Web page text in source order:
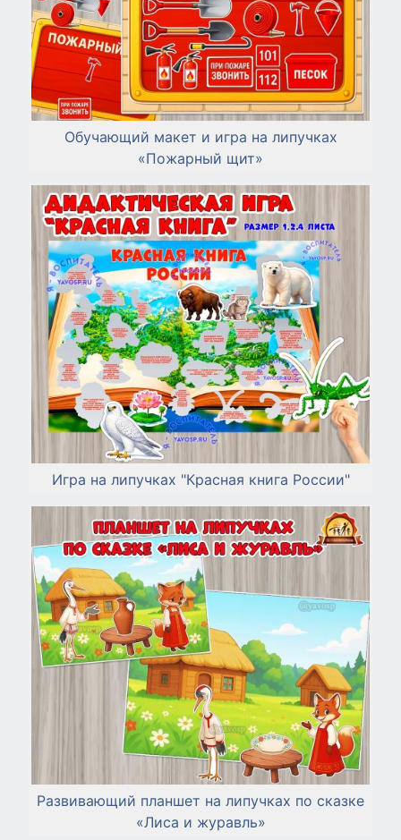
Обучающий макет и игра на липучках
«Пожарный щит»
Игра на липучках "Красная книга России"
Развивающий планшет на липучках по сказке
«Лиса и журавль»